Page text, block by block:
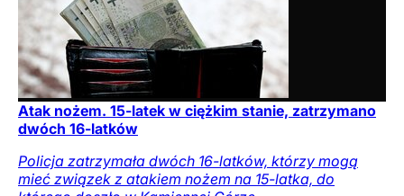
Atak nożem. 15-latek w ciężkim stanie, zatrzymano
dwóch 16-latków
Policja zatrzymała dwóch 16-latków, którzy mogą
mieć związek z atakiem nożem na 15-latka, do